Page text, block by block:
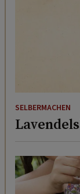
SELBERMACHEN